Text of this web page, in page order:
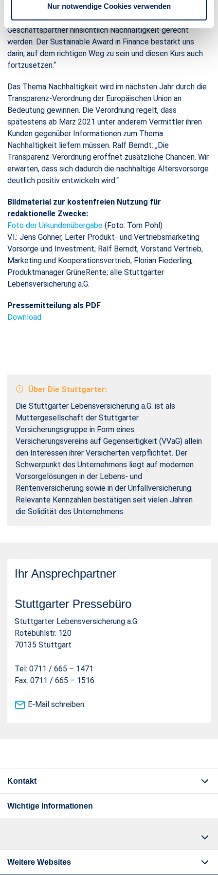
Nur notwendige Cookies verwenden
bieten heute moderne Vorsorgekonzepte, die den
wachsenden Ansprüchen unserer Kunden und
Geschäftspartner hinsichtlich Nachhaltigkeit gerecht
werden. Der Sustainable Award in Finance bestärkt uns
darin, auf dem richtigen Weg zu sein und diesen Kurs auch
fortzusetzen.“
Das Thema Nachhaltigkeit wird im nächsten Jahr durch die
Transparenz-Verordnung der Europäischen Union an
Bedeutung gewinnen. Die Verordnung regelt, dass
spätestens ab März 2021 unter anderem Vermittler ihren
Kunden gegenüber Informationen zum Thema
Nachhaltigkeit liefern müssen. Ralf Berndt: „Die
Transparenz-Verordnung eröffnet zusätzliche Chancen. Wir
erwarten, dass sich dadurch die nachhaltige Altersvorsorge
deutlich positiv entwickeln wird.“
Bildmaterial zur kostenfreien Nutzung für
redaktionelle Zwecke:
Foto der Urkundenübergabe (Foto: Tom Pohl)
​​​​​​​V.l.: Jens Göhner, Leiter Produkt- und Vertriebsmarketing
Vorsorge und Investment; Ralf Berndt, Vorstand Vertrieb,
Marketing und Kooperationsvertrieb; Florian Fiederling,
Produktmanager GrüneRente; alle Stuttgarter
Lebensversicherung a.G.
Pressemitteilung als PDF
Download
Über Die Stuttgarter:
Die Stuttgarter Lebensversicherung a.G. ist als
Muttergesellschaft der Stuttgarter
Versicherungsgruppe in Form eines
Versicherungsvereins auf Gegenseitigkeit (VVaG) allein
den Interessen ihrer Versicherten verpflichtet. Der
Schwerpunkt des Unternehmens liegt auf modernen
Vorsorgelösungen in der Lebens- und
Rentenversicherung sowie in der Unfallversicherung.
Relevante Kennzahlen bestätigen seit vielen Jahren
die Solidität des Unternehmens.
Ihr Ansprechpartner
Stuttgarter Pressebüro
Stuttgarter Lebensversicherung a.G.
Rotebühlstr. 120
70135 Stuttgart
Tel: 0711 / 665 – 1471
Fax: 0711 / 665 – 1516
E-Mail schreiben
Kontakt
Wichtige Informationen
Weitere Websites